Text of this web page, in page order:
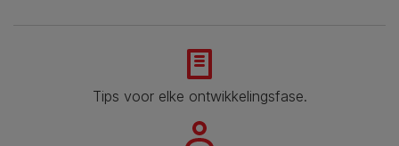
Tips voor elke ontwikkelingsfase​.